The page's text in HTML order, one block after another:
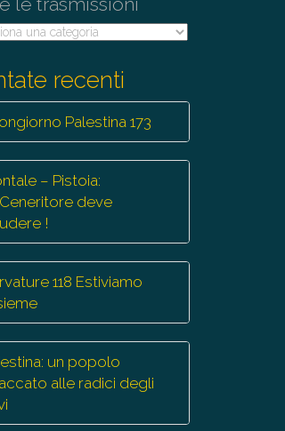
recenti
Palestina 173
– Pistoia:
deve
!
118 Estiviamo
un popolo
alle radici degli